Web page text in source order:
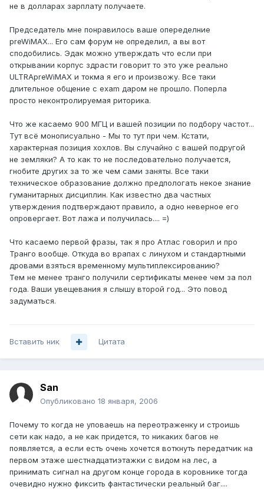
не в долларах зарплату получаете.
Председатель мне понравилось ваше опеределние
preWiMAX... Его сам форум не определил, а вы вот
сподобились. Эдак можно утверждать что если при
открывании корпус здрасти говорит то это уже реально
ULTRApreWiMAX и токма я его и произвожу. Все таки
длительное общение с exam даром не прошло. Поперла
просто неконтролируемая риторика.
Что же касаемо 900 МГЦ и вашей позиции по подбору частот...
Тут всё монописуально - Мы то тут при чем. Кстати,
характерная позиция хохлов. Вы случайно с вашей подругой
не земляки? А то как то не последовательно получается,
гнобите других за то же чем сами заняты. Все таки
техническое образование должно предпологать некое знание
гуманитарных дисциплин. Как известно два частных
утверждения подтверждают правило, а одно неверное его
опровергает. Вот лажа и получилась.... =)
Что касаемо первой фразы, так я про Атлас говорил и про
Транго вообще. Откуда во врапах с линухом и стандартными
дровами взяться временному мультиплексированию?
Тем не менее транго получили сертификаты менее чем за пол
года. Ваши увещевания я слышу второй год... Это повод
задуматься.
Вставить ник Цитата
San
Опубликовано 18 января, 2006
Почему то когда не уповаешь на переотраженку и строишь
сети как надо, а не как придется, то никаких багов не
появляется, а если есть очень хочется воткнуть передатчик на
первом этаже шестнадцатиэтажки с видом на лес, а
принимать сигнал на другом конце города в коровнике тогда
очевидно нужно фиксить фантастически реальный баг....